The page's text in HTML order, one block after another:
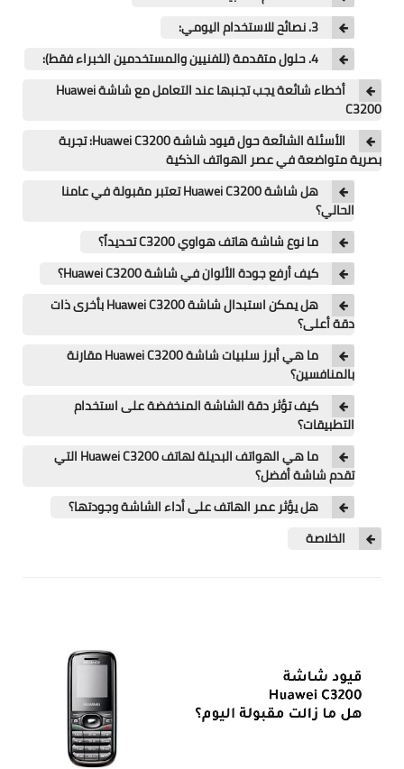
العاب
العملات الرقمية
3. نصائح للاستخدام اليومي:
4. حلول متقدمة (للفنيين والمستخدمين الخبراء فقط):
أخطاء شائعة يجب تجنبها عند التعامل مع شاشة Huawei
C3200
الأسئلة الشائعة حول قيود شاشة Huawei C3200: تجربة
بصرية متواضعة في عصر الهواتف الذكية
هل شاشة Huawei C3200 تعتبر مقبولة في عامنا
الحالي؟
ما نوع شاشة هاتف هواوي C3200 تحديداً؟
كيف أرفع جودة الألوان في شاشة Huawei C3200؟
هل يمكن استبدال شاشة Huawei C3200 بأخرى ذات
دقة أعلى؟
ما هي أبرز سلبيات شاشة Huawei C3200 مقارنة
بالمنافسين؟
كيف تؤثر دقة الشاشة المنخفضة على استخدام
التطبيقات؟
ما هي الهواتف البديلة لهاتف Huawei C3200 التي
تقدم شاشة أفضل؟
هل يؤثر عمر الهاتف على أداء الشاشة وجودتها؟
الخلاصة